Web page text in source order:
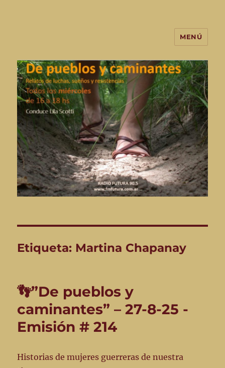
De Pueblos y Caminantes-
programa de radio
MENÚ
Etiqueta: Martina Chapanay
👣”De pueblos y
caminantes” – 27-8-25 -
Emisión # 214
Historias de mujeres guerreras de nuestra